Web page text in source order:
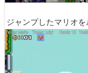
ジャンプしたマリオ